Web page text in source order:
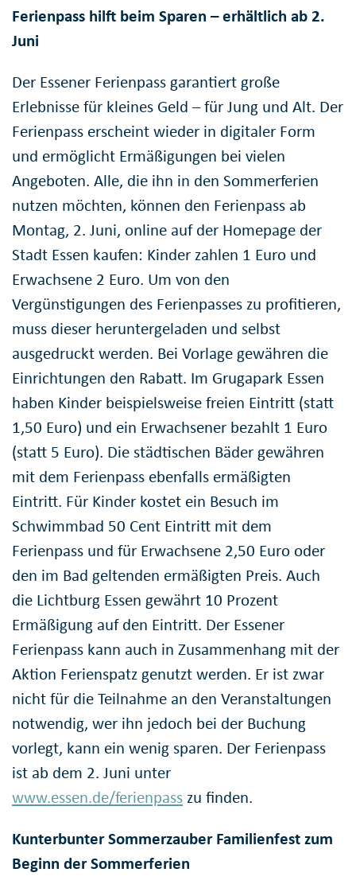
Ferienpass hilft beim Sparen – erhältlich ab 2.
Juni
Der Essener Ferienpass garantiert große
Erlebnisse für kleines Geld – für Jung und Alt. Der
Ferienpass erscheint wieder in digitaler Form
und ermöglicht Ermäßigungen bei vielen
Angeboten. Alle, die ihn in den Sommerferien
nutzen möchten, können den Ferienpass ab
Montag, 2. Juni, online auf der Homepage der
Stadt Essen kaufen: Kinder zahlen 1 Euro und
Erwachsene 2 Euro. Um von den
Vergünstigungen des Ferienpasses zu profitieren,
muss dieser heruntergeladen und selbst
ausgedruckt werden. Bei Vorlage gewähren die
Einrichtungen den Rabatt. Im Grugapark Essen
haben Kinder beispielsweise freien Eintritt (statt
1,50 Euro) und ein Erwachsener bezahlt 1 Euro
(statt 5 Euro). Die städtischen Bäder gewähren
mit dem Ferienpass ebenfalls ermäßigten
Eintritt. Für Kinder kostet ein Besuch im
Schwimmbad 50 Cent Eintritt mit dem
Ferienpass und für Erwachsene 2,50 Euro oder
den im Bad geltenden ermäßigten Preis. Auch
die Lichtburg Essen gewährt 10 Prozent
Ermäßigung auf den Eintritt. Der Essener
Ferienpass kann auch in Zusammenhang mit der
Aktion Ferienspatz genutzt werden. Er ist zwar
nicht für die Teilnahme an den Veranstaltungen
notwendig, wer ihn jedoch bei der Buchung
vorlegt, kann ein wenig sparen. Der Ferienpass
ist ab dem 2. Juni unter
www.essen.de/ferienpass zu finden.
Kunterbunter Sommerzauber Familienfest zum
Beginn der Sommerferien